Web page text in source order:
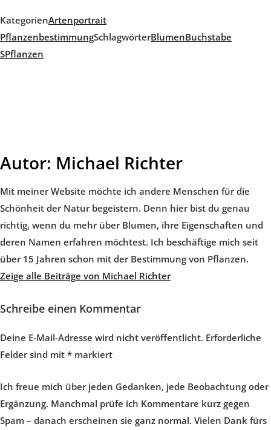
KategorienArtenportrait
PflanzenbestimmungSchlagwörterBlumenBuchstabe
SPflanzen
Autor: Michael Richter
Mit meiner Website möchte ich andere Menschen für die
Schönheit der Natur begeistern. Denn hier bist du genau
richtig, wenn du mehr über Blumen, ihre Eigenschaften und
deren Namen erfahren möchtest. Ich beschäftige mich seit
über 15 Jahren schon mit der Bestimmung von Pflanzen.
Zeige alle Beiträge von Michael Richter
Schreibe einen Kommentar
Deine E-Mail-Adresse wird nicht veröffentlicht. Erforderliche
Felder sind mit * markiert
Ich freue mich über jeden Gedanken, jede Beobachtung oder
Ergänzung. Manchmal prüfe ich Kommentare kurz gegen
Spam – danach erscheinen sie ganz normal. Vielen Dank fürs